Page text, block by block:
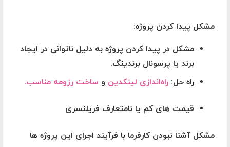
مشکل پیدا کردن پروژه:
مشکل در پیدا کردن پروژه به دلیل ناتوانی در ایجاد
برند یا پرسونال برندینگ.
راه حل: راه‌اندازی لینکدین و ساخت رزومه مناسب.
قیمت های کم یا نامتعارف فریلنسری
مشکل آشنا نبودن کارفرما با فرآیند اجرای این پروژه ها